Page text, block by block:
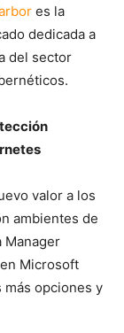
es la
dedicada a
del sector
valor a los
ambientes de
Manager
Microsoft
más opciones y